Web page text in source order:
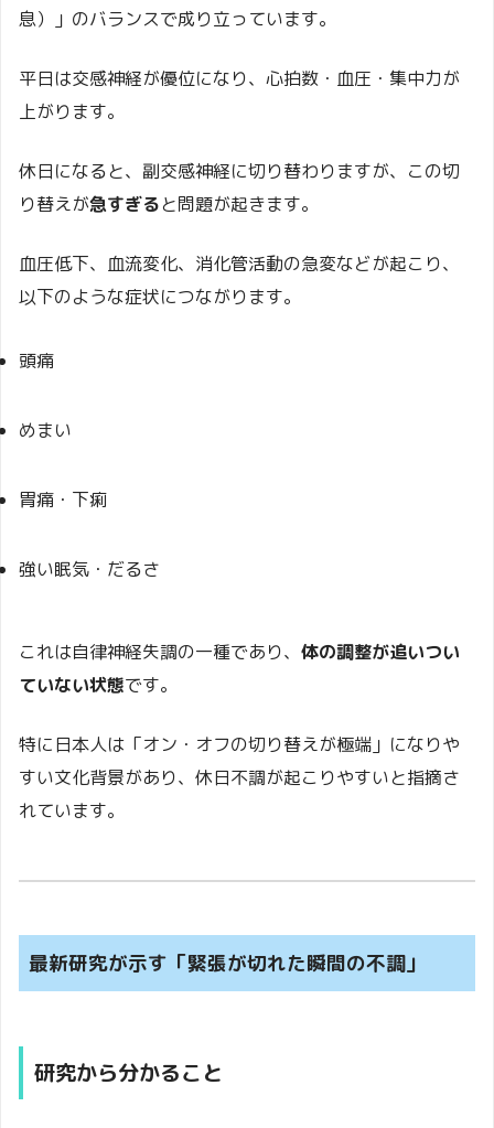
息）」のバランスで成り立っています。
平日は交感神経が優位になり、心拍数・血圧・集中力が
上がります。
休日になると、副交感神経に切り替わりますが、この切
り替えが急すぎると問題が起きます。
血圧低下、血流変化、消化管活動の急変などが起こり、
以下のような症状につながります。
頭痛
めまい
胃痛・下痢
強い眠気・だるさ
これは自律神経失調の一種であり、 体の調整が追いつい
ていない状態です。
特に日本人は「オン・オフの切り替えが極端」になりや
すい文化背景があり、休日不調が起こりやすいと指摘さ
れています。
最新研究が示す「緊張が切れた瞬間の不調」
研究から分かること